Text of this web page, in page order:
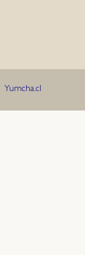
Yumcha.cl